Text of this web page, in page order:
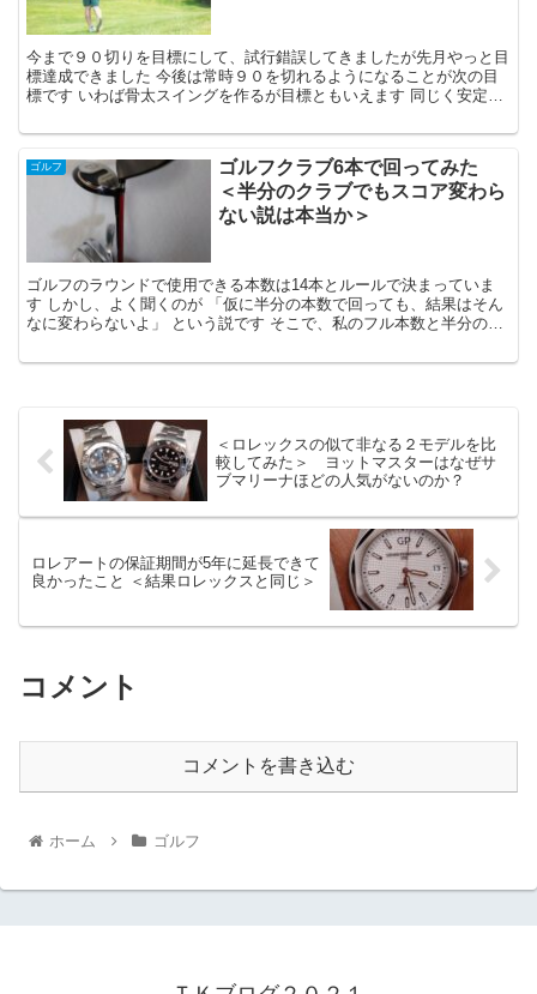
今まで９０切りを目標にして、試行錯誤してきましたが先月やっと目
標達成できました 今後は常時９０を切れるようになることが次の目
標です いわば骨太スイングを作るが目標ともいえます 同じく安定し
ゴルフ
ゴルフクラブ6本で回ってみた
＜半分のクラブでもスコア変わら
ない説は本当か＞
ゴルフのラウンドで使用できる本数は14本とルールで決まっていま
す しかし、よく聞くのが 「仮に半分の本数で回っても、結果はそん
なに変わらないよ」 という説です そこで、私のフル本数と半分の本
＜ロレックスの似て非なる２モデルを比
較してみた＞ ヨットマスターはなぜサ
ブマリーナほどの人気がないのか？
ロレアートの保証期間が5年に延長できて
良かったこと ＜結果ロレックスと同じ＞
コメント
コメントを書き込む
ホーム ゴルフ